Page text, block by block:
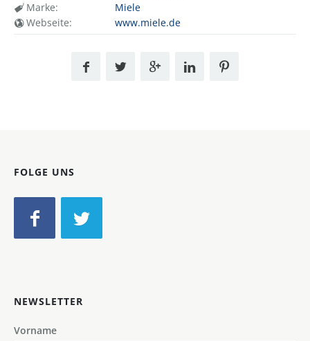
Marke:
Miele
Webseite:
www.miele.de
FOLGE UNS
NEWSLETTER
Vorname